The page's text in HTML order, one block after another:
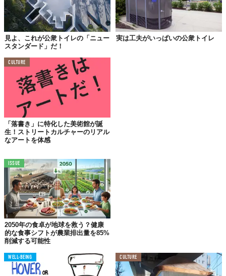
聞けば、Scottは公衆トイレを使っているときに落書きを見て、女
性も同じようなメッセージや絵を書いているのかな？と思ったそ
う。そして、調べていけば性別ごとの違いが明らかになるだろう
と予測。
見よ、これが公衆トイレの「ニュー
スタンダード」だ！
実は工夫がいっぱいの公衆トイレ
CULTURE
「落書き」に特化した美術館が誕
生！ストリートカルチャーのリアル
なアートを体感
ISSUE
2050年の食卓が地球を救う？健康
的な食事シフトが農業排出量を85%
削減する可能性
WELL-BEING CULTURE